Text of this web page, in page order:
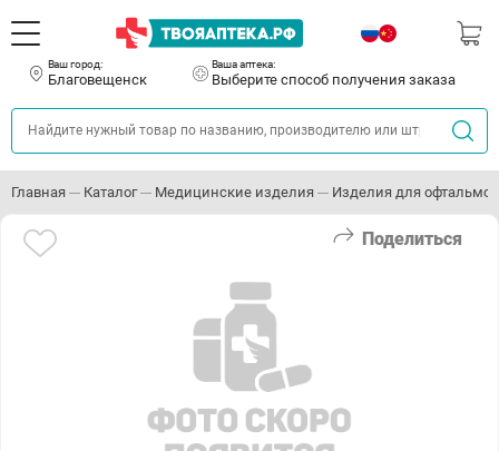
Ваш город:
Благовещенск
Ваша аптека:
Выберите способ получения заказа
Главная Каталог Медицинские изделия Изделия для
Поделиться